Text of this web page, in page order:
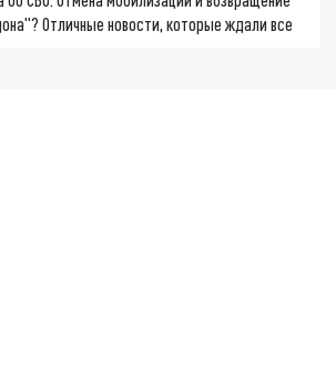
Отличные новости, которые ждали все